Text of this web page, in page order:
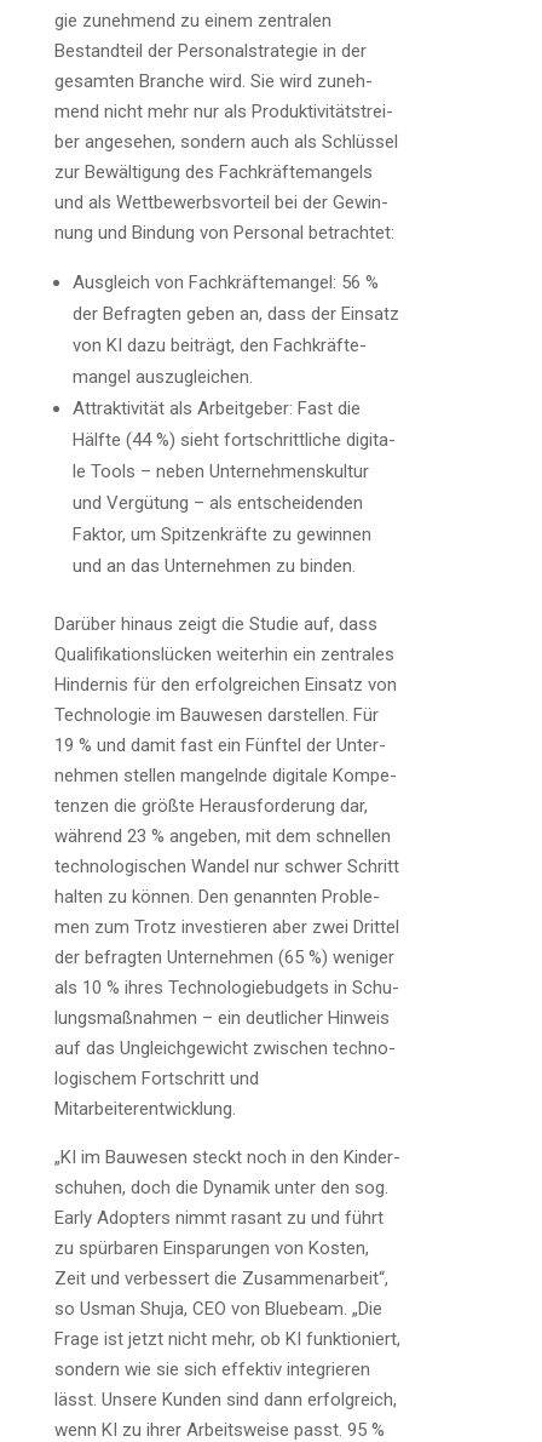
gie zuneh­mend zu einem zen­tra­len
Bestand­teil der Per­so­nal­stra­te­gie in der
gesam­ten Bran­che wird. Sie wird zuneh­
mend nicht mehr nur als Pro­duk­ti­vi­täts­trei­
ber ange­se­hen, son­dern auch als Schlüs­sel
zur Bewäl­ti­gung des Fach­kräf­te­man­gels
und als Wett­be­werbs­vor­teil bei der Gewin­
nung und Bin­dung von Per­so­nal betrachtet:
Aus­gleich von Fach­kräf­te­man­gel: 56 %
der Befrag­ten geben an, dass der Ein­satz
von KI dazu bei­trägt, den Fach­kräf­te­
man­gel auszugleichen.
Attrak­ti­vi­tät als Arbeit­ge­ber: Fast die
Hälf­te (44 %) sieht fort­schritt­li­che digi­ta­
le Tools – neben Unter­neh­mens­kul­tur
und Ver­gü­tung – als ent­schei­den­den
Fak­tor, um Spit­zen­kräf­te zu gewin­nen
und an das Unter­neh­men zu binden.
Dar­über hin­aus zeigt die Stu­die auf, dass
Qua­li­fi­ka­ti­ons­lü­cken wei­ter­hin ein zen­tra­les
Hin­der­nis für den erfolg­rei­chen Ein­satz von
Tech­no­lo­gie im Bau­we­sen dar­stel­len. Für
19 % und damit fast ein Fünf­tel der Unter­
neh­men stel­len man­geln­de digi­ta­le Kom­pe­
ten­zen die größ­te Her­aus­for­de­rung dar,
wäh­rend 23 % ange­ben, mit dem schnel­len
tech­no­lo­gi­schen Wan­del nur schwer Schritt
hal­ten zu kön­nen. Den genann­ten Pro­ble­
men zum Trotz inves­tie­ren aber zwei Drit­tel
der befrag­ten Unter­neh­men (65 %) weni­ger
als 10 % ihres Tech­no­lo­gie­bud­gets in Schu­
lungs­maß­nah­men – ein deut­li­cher Hin­weis
auf das Ungleich­ge­wicht zwi­schen tech­no­
lo­gi­schem Fort­schritt und
Mitarbeiterentwicklung.
„KI im Bau­we­sen steckt noch in den Kin­der­
schu­hen, doch die Dyna­mik unter den sog.
Ear­ly Adop­ters nimmt rasant zu und führt
zu spür­ba­ren Ein­spa­run­gen von Kos­ten,
Zeit und ver­bes­sert die Zusam­men­ar­beit“,
so Usman Shu­ja, CEO von Bluebeam. „Die
Fra­ge ist jetzt nicht mehr, ob KI funk­tio­niert,
son­dern wie sie sich effek­tiv inte­grie­ren
lässt. Unse­re Kun­den sind dann erfolg­reich,
wenn KI zu ihrer Arbeits­wei­se passt. 95 %